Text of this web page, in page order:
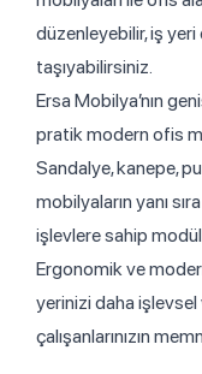
düzenleyebilir, iş
taşıyabilirsiniz.
Ersa Mobilya’nın
pratik modern ofis
Sandalye, kanepe,
mobilyaların yanı
işlevlere sahip
Ergonomik ve
yerinizi daha
çalışanlarınızın